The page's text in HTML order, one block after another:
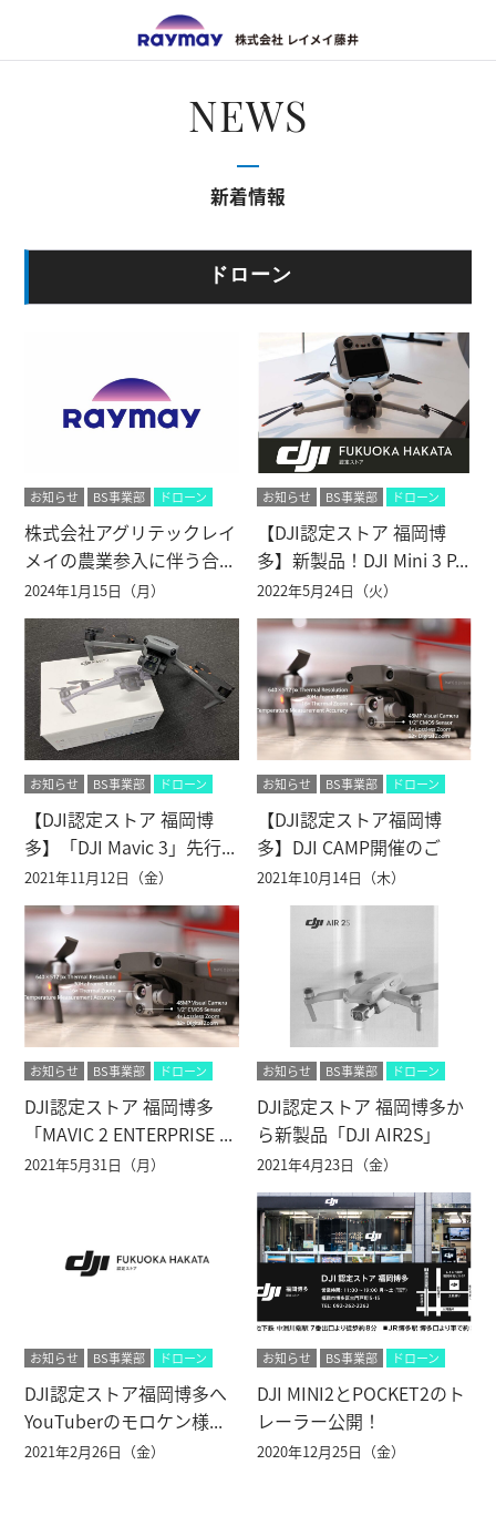
NEWS
新着情報
ドローン
お知らせ BS事業部 ドローン
株式会社アグリテックレイ
メイの農業参入に伴う合...
2024年1月15日（月）
お知らせ BS事業部 ドローン
【DJI認定ストア 福岡博
多】新製品！DJI Mini 3 P...
2022年5月24日（火）
お知らせ BS事業部 ドローン
【DJI認定ストア 福岡博
多】「DJI Mavic 3」先行...
2021年11月12日（金）
お知らせ BS事業部 ドローン
【DJI認定ストア福岡博
多】DJI CAMP開催のご
案...
2021年10月14日（木）
お知らせ BS事業部 ドローン
DJI認定ストア 福岡博多
「MAVIC 2 ENTERPRISE ...
2021年5月31日（月）
お知らせ BS事業部 ドローン
DJI認定ストア 福岡博多か
ら新製品「DJI AIR2S」
の...
2021年4月23日（金）
お知らせ BS事業部 ドローン
DJI認定ストア福岡博多へ
YouTuberのモロケン様...
2021年2月26日（金）
お知らせ BS事業部 ドローン
DJI MINI2とPOCKET2のト
レーラー公開！
2020年12月25日（金）